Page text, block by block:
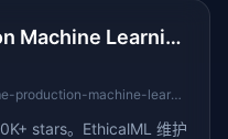
Awesome Production Machine Learning
github.com/EthicalML/awesome-production-machine-learning
stars。EthicalML 维护